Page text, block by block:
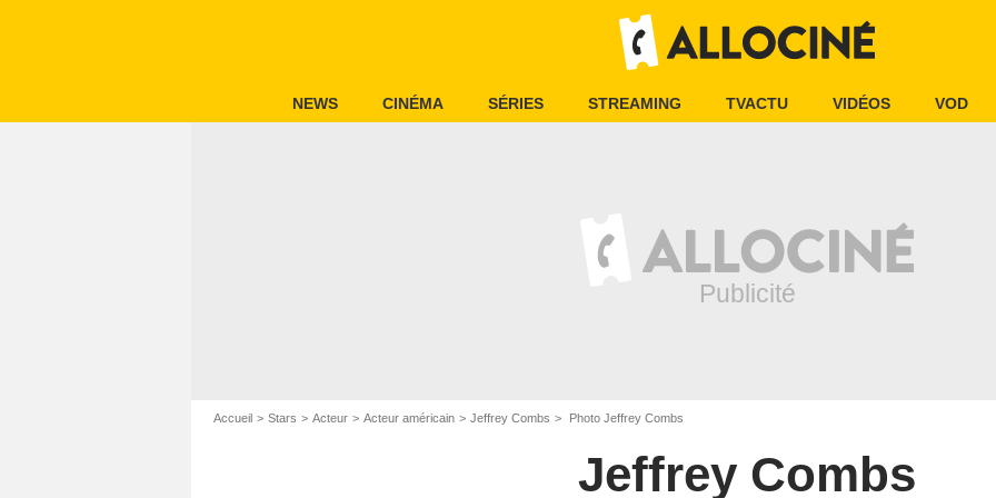
NEWS CINÉMA SÉRIES STREAMING TVACTU VIDÉOS VOD
Accueil Stars Acteur Acteur américain Jeffrey Combs Photo Jeffrey Combs
Jeffrey Combs